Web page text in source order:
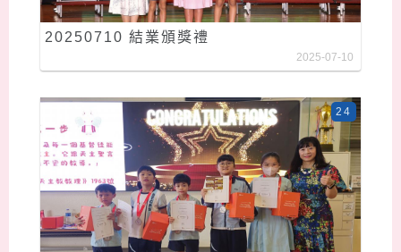
20250710 結業頒獎禮
2025-07-10
24